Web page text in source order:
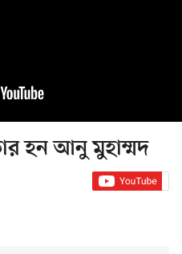
হন আনু মুহাম্মদ